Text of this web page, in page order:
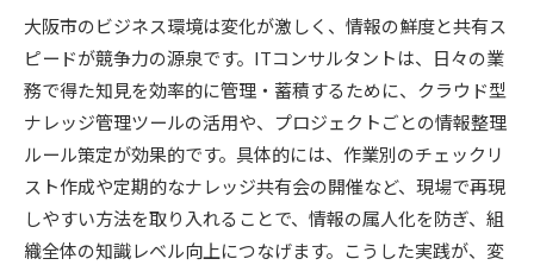
大阪市のビジネス環境は変化が激しく、情報の鮮度と共有ス
ピードが競争力の源泉です。ITコンサルタントは、日々の業
務で得た知見を効率的に管理・蓄積するために、クラウド型
ナレッジ管理ツールの活用や、プロジェクトごとの情報整理
ルール策定が効果的です。具体的には、作業別のチェックリ
スト作成や定期的なナレッジ共有会の開催など、現場で再現
しやすい方法を取り入れることで、情報の属人化を防ぎ、組
織全体の知識レベル向上につなげます。こうした実践が、変